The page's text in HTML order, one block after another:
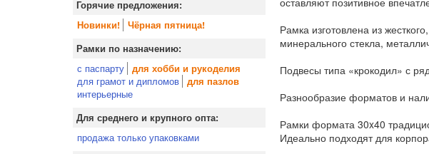
Горячие предложения:
Новинки!
Чёрная пятница!
Рамки по назначению:
с паспарту для хобби и рукоделия
для грамот и дипломов для пазлов
интерьерные
Для среднего и крупного опта:
продажа только упаковками
Рамка изготовлена из
минерального стекла,
Подвесы типа «крокодил» с
Разнообразие форматов и
Рамки формата 30x40
Идеально подходят для